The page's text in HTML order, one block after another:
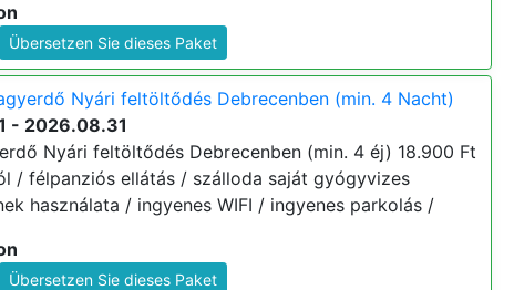
Übersetzen Sie dieses Paket
Nyári feltöltődés Debrecenben (min. 4 Nacht)
- 2026.08.31
Nyári feltöltődés Debrecenben (min. 4 éj) 18.900 Ft
/ félpanziós ellátás / szálloda saját gyógyvizes
használata / ingyenes WIFI / ingyenes parkolás /
Übersetzen Sie dieses Paket